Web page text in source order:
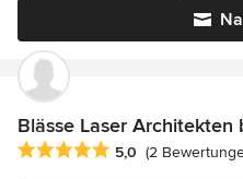
Blässe Laser Architekten
Durchschnittliche Bewertung:
5,0 (2